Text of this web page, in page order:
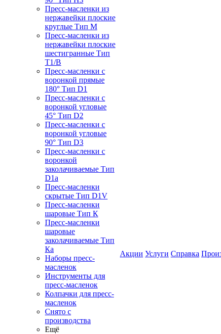
Пресс-масленки из
нержавейки плоские
круглые Тип M
Пресс-масленки из
нержавейки плоские
шестигранные Тип
T1/B
Пресс-масленки с
воронкой прямые
180° Тип D1
Пресс-масленки с
воронкой угловые
45° Тип D2
Пресс-масленки с
воронкой угловые
90° Тип D3
Пресс-масленки с
воронкой
заколачиваемые Тип
D1a
Пресс-масленки
скрытые Тип D1V
Пресс-масленки
шаровые Тип К
Пресс-масленки
шаровые
заколачиваемые Тип
Кa
Наборы пресс-
масленок
Инструменты для
пресс-масленок
Колпачки для пресс-
масленок
Снято с
производства
Ещё
Акции Услуги Справка